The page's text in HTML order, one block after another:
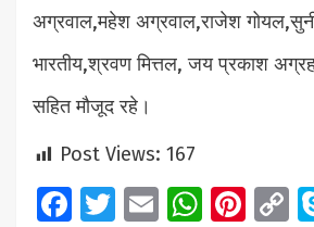
अग्रवाल,महेश अग्रवाल,राजेश
भारतीय,श्रवण मित्तल, जय प्रकाश
सहित मौजूद रहे।
Post Views: 167
Facebook
Twitter
Email